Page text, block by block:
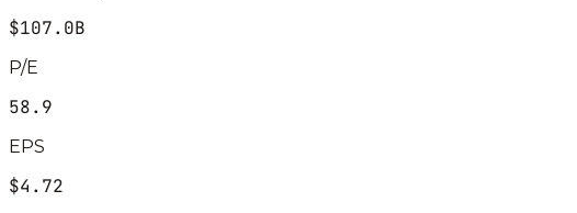
$107.0B
P/E
58.9
EPS
$4.72